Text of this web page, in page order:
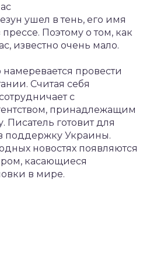
ушел в тень, его имя
Поэтому о том, как
известно очень мало.
провести
Считая себя
с
принадлежащим
готовит для
поддержку Украины.
новостях появляются
касающиеся
в мире.